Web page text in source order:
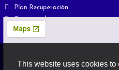
This website uses cookies to
Plan Recuperación
Comunicados